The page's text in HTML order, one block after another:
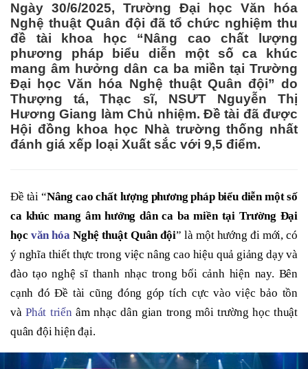
Ngày 30/6/2025, Trường Đại học Văn hóa
Nghệ thuật Quân đội đã tổ chức nghiệm thu
đề tài khoa học “Nâng cao chất lượng
phương pháp biểu diễn một số ca khúc
mang âm hưởng dân ca ba miền tại Trường
Đại học Văn hóa Nghệ thuật Quân đội” do
Thượng tá, Thạc sĩ, NSƯT Nguyễn Thị
Hương Giang làm Chủ nhiệm. Đề tài đã được
Hội đồng khoa học Nhà trường thống nhất
đánh giá xếp loại Xuất sắc với 9,5 điểm.
Đề tài “Nâng cao chất lượng phương pháp biểu diễn một số
ca khúc mang âm hưởng dân ca ba miền tại Trường Đại
học văn hóa Nghệ thuật Quân đội” là một hướng đi mới, có
ý nghĩa thiết thực trong việc nâng cao hiệu quả giảng dạy và
đào tạo nghệ sĩ thanh nhạc trong bối cảnh hiện nay. Bên
cạnh đó Đề tài cũng đóng góp tích cực vào việc bảo tồn
vàPhát triển âm nhạc dân gian trong môi trường học thuật
quân đội hiện đại.